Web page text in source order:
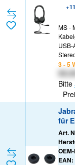
MS -
USB-
3 - 5
Bitte
für
Art.
EAN: